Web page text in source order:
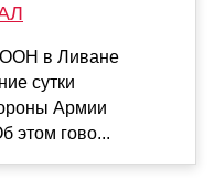
в Ливане
сутки
Армии
этом гово...